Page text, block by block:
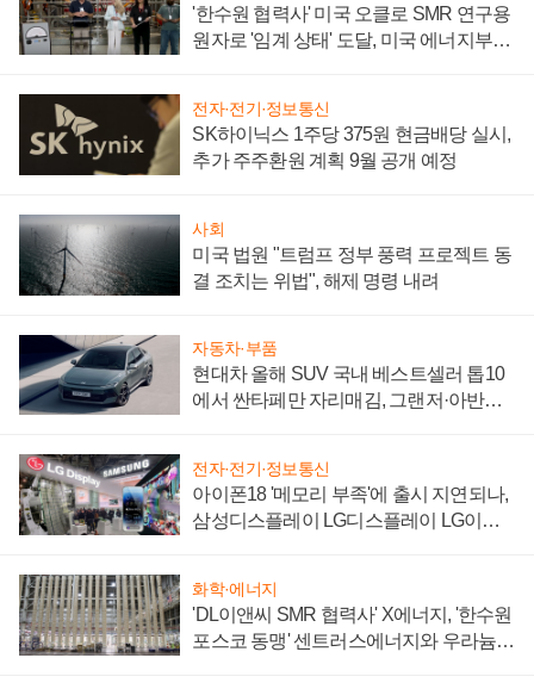
'한수원 협력사' 미국 오클로 SMR 연구용
원자로 '임계 상태' 도달, 미국 에너지부
전자·전기·정보통신
SK하이닉스 1주당 375원 현금배당 실시,
추가 주주환원 계획 9월 공개 예정
사회
미국 법원 "트럼프 정부 풍력 프로젝트 동
결 조치는 위법", 해제 명령 내려
자동차·부품
현대차 올해 SUV 국내 베스트셀러 톱10
에서 싼타페만 자리매김, 그랜저·아반떼
전자·전기·정보통신
아이폰18 '메모리 부족'에 출시 지연되나,
삼성디스플레이 LG디스플레이 LG이노
화학·에너지
'DL이앤씨 SMR 협력사' X에너지, '한수원
포스코 동맹' 센트러스에너지와 우라늄